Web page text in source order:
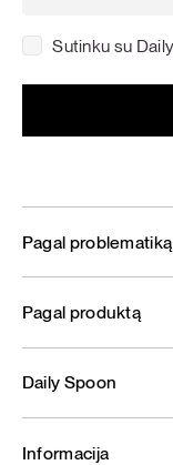
Sutinku su
Pagal problematiką
Pagal produktą
Daily Spoon
Informacija